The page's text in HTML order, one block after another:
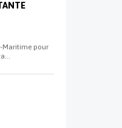
Maritime pour